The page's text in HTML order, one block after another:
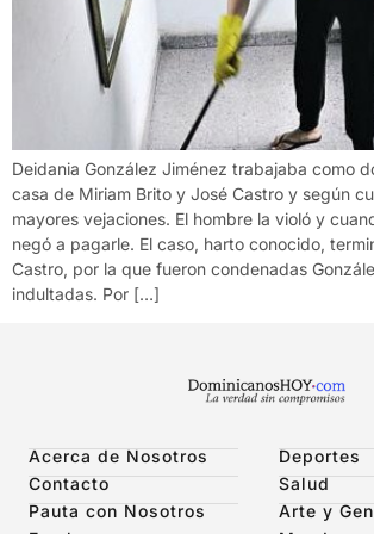
Deidania González Jiménez trabajaba como
casa de Miriam Brito y José Castro y según
mayores vejaciones. El hombre la violó y
negó a pagarle. El caso, harto conocido,
Castro, por la que fueron condenadas
indultadas. Por […]
Acerca de Nosotros
Contacto
Pauta con Nosotros
Deportes
Salud
Arte y